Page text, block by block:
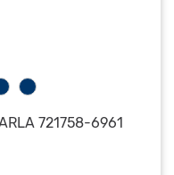
721758-6961